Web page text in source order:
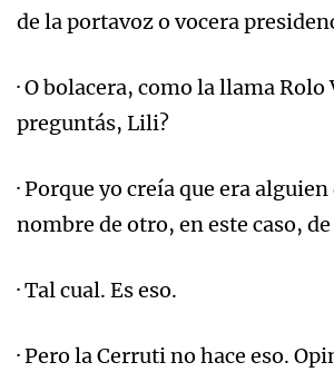
de la portavoz o vocera
· O bolacera, como la llama
preguntás, Lili?
· Porque yo creía que era
nombre de otro, en este caso,
· Tal cual. Es eso.
· Pero la Cerruti no hace eso.